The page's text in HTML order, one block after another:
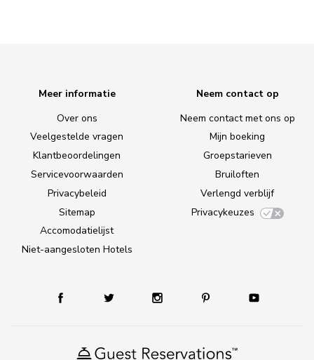
Meer informatie
Over ons
Veelgestelde vragen
Klantbeoordelingen
Servicevoorwaarden
Privacybeleid
Sitemap
Accomodatielijst
Niet-aangesloten Hotels
Neem contact op
Neem contact met ons op
Mijn boeking
Groepstarieven
Bruiloften
Verlengd verblijf
Privacykeuzes